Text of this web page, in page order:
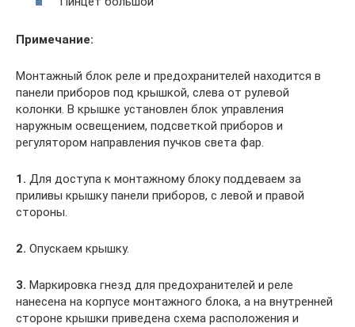
Примечание:
Монтажный блок реле и предохра­нителей находится в
панели прибо­ров под крышкой, слева от рулевой
колонки. В крышке установлен блок управления
наружным освещением, подсветкой приборов и
регулятором направления пучков света фар.
1. Для доступа к монтажному блоку поддеваем за
приливы крышку пане­ли приборов, с левой и правой
стороны.
2. Опускаем крышку.
3. Маркировка гнезд для предохрани­телей и реле
нанесена на корпусе монтажного блока, а на внутренней
стороне крышки приведена схема расположения и